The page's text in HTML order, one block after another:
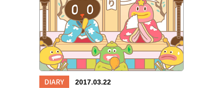
DIARY 2017.03.22